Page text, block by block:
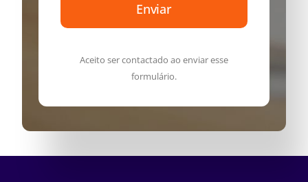
Enviar
Aceito ser contactado ao enviar esse
formulário.